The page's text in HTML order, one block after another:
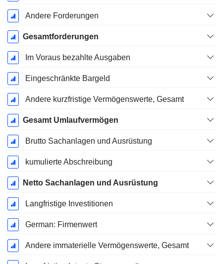
Andere Forderungen
Gesamtforderungen
Im Voraus bezahlte Ausgaben
Eingeschränkte Bargeld
Andere kurzfristige Vermögenswerte, Gesamt
Gesamt Umlaufvermögen
Brutto Sachanlagen und Ausrüstung
kumulierte Abschreibung
Netto Sachanlagen und Ausrüstung
Langfristige Investitionen
German: Firmenwert
Andere immaterielle Vermögenswerte, Gesamt